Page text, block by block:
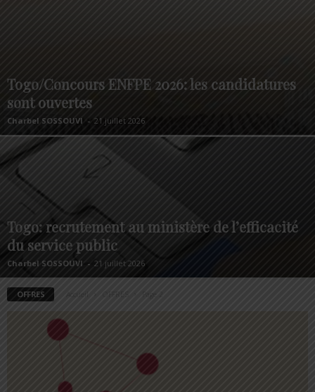
Togo/Concours ENFPE 2026: les candidatures
sont ouvertes
Charbel SOSSOUVI - 21 juillet 2026
Togo: recrutement au ministère de l’efficacité
du service public
Charbel SOSSOUVI - 21 juillet 2026
OFFRES Accueil Page 2